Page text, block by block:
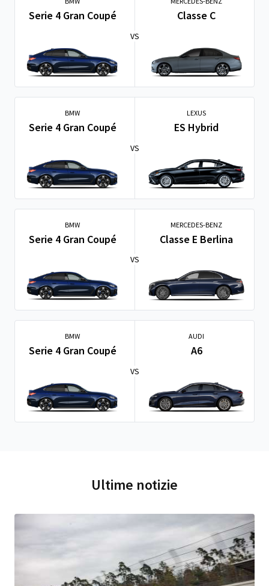
Serie 4 Gran Coupé
VS
Classe C
BMW
Serie 4 Gran Coupé
VS
LEXUS
ES Hybrid
BMW
Serie 4 Gran Coupé
VS
MERCEDES-BENZ
Classe E Berlina
BMW
Serie 4 Gran Coupé
VS
AUDI
A6
Ultime notizie